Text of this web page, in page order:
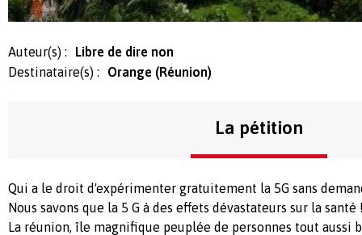
Auteur(s) :
Libre de dire non
Destinataire(s) :
Orange (Réunion)
La pétition
Qui a le droit d'expérimenter gratuitement la 5G sans
Nous savons que la 5 G à des effets dévastateurs sur la
La réunion, île magnifique peuplée de personnes tout aussi